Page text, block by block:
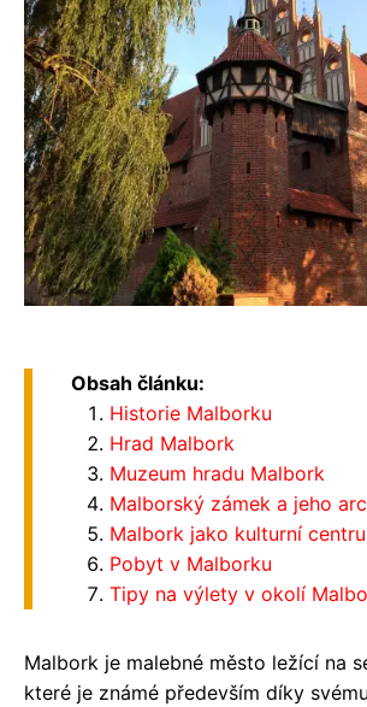
Obsah článku:
Historie Malborku
Hrad Malbork
Muzeum hradu Malbork
Malborský zámek a jeho
Malbork jako kulturní
Pobyt v Malborku
Tipy na výlety v okolí
Malbork je malebné město ležící na
které je známé především díky